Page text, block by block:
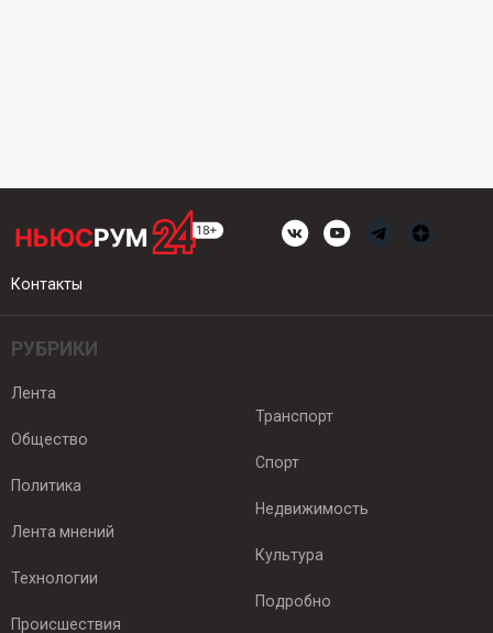
Контакты
РУБРИКИ
Лента
Общество
Политика
Лента мнений
Технологии
Происшествия
Транспорт
Спорт
Недвижимость
Культура
Подробно